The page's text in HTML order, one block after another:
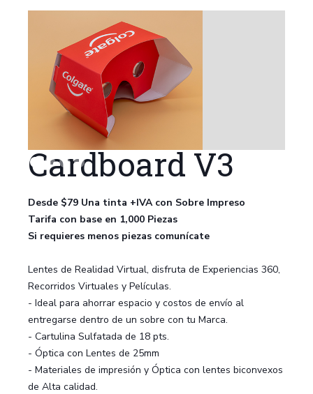
Cardboard V3
Desde $79 Una tinta +IVA con Sobre Impreso
Tarifa con base en 1,000 Piezas
Si requieres menos piezas comunícate
Lentes de Realidad Virtual, disfruta de Experiencias 360,
Recorridos Virtuales y Películas.
- Ideal para ahorrar espacio y costos de envío al
entregarse dentro de un sobre con tu Marca.
- Cartulina Sulfatada de 18 pts.
- Óptica con Lentes de 25mm
- Materiales de impresión y Óptica con lentes biconvexos
de Alta calidad.